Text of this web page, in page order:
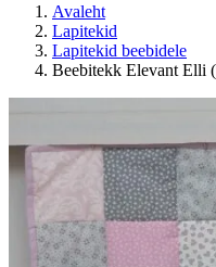
Avaleht
Lapitekid
Lapitekid beebidele
Beebitekk Elevant Elli